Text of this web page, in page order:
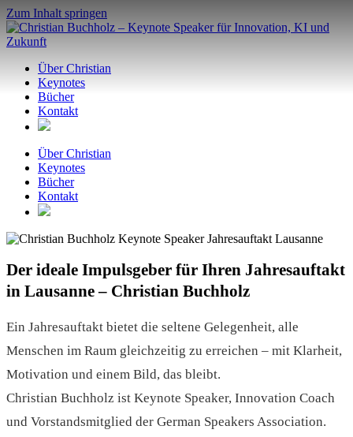
Zum Inhalt springen
Über Christian
Keynotes
Bücher
Kontakt
Über Christian
Keynotes
Bücher
Kontakt
Der ideale Impulsgeber für Ihren Jahresauftakt
in Lausanne – Christian Buchholz
Ein Jahresauftakt bietet die seltene Gelegenheit, alle
Menschen im Raum gleichzeitig zu erreichen – mit Klarheit,
Motivation und einem Bild, das bleibt.
Christian Buchholz ist Keynote Speaker, Innovation Coach
und Vorstandsmitglied der German Speakers Association.